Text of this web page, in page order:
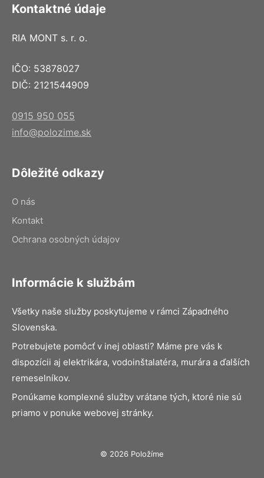
Kontaktné údaje
RIA MONT s. r. o.
IČO: 53878027
DIČ: 2121544909
0915 950 055
info@polozime.sk
Dôležité odkazy
O nás
Kontakt
Ochrana osobných údajov
Informácie k službám
Všetky naše služby poskytujeme v rámci Západného
Slovenska.
Potrebujete pomôcť v inej oblasti? Máme pre vás k
dispozícii aj elektrikára, vodoinštalatéra, murára a ďalších
remeselníkov.
Ponúkame komplexné služby vrátane tých, ktoré nie sú
priamo v ponuke webovej stránky.
© 2026 Položíme